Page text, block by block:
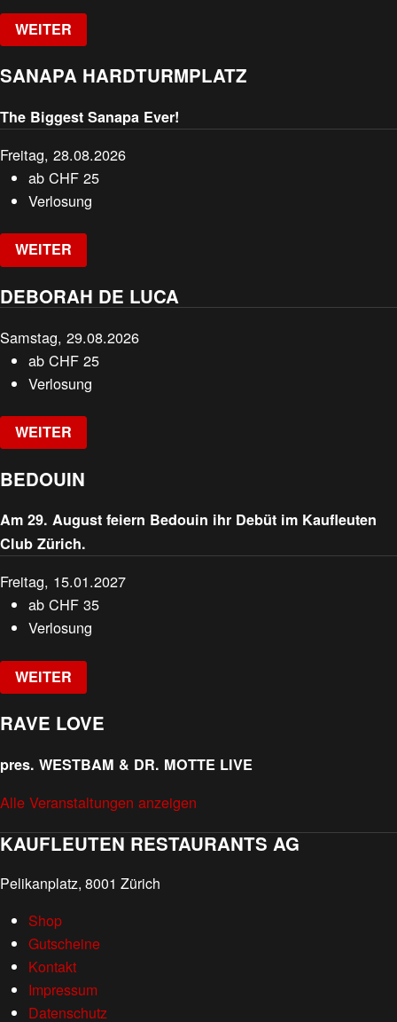
WEITER
SANAPA HARDTURMPLATZ
The Biggest Sanapa Ever!
Freitag, 28.08.2026
abCHF 25
Verlosung
WEITER
DEBORAH DE LUCA
Samstag, 29.08.2026
abCHF 25
Verlosung
WEITER
BEDOUIN
Am 29. August feiern Bedouin ihr Debüt im Kaufleuten
Club Zürich.
Freitag, 15.01.2027
abCHF 35
Verlosung
WEITER
RAVE LOVE
pres. WESTBAM & DR. MOTTE LIVE
Alle Veranstaltungen anzeigen
KAUFLEUTEN RESTAURANTS AG
Pelikanplatz, 8001 Zürich
Shop
Gutscheine
Kontakt
Impressum
Datenschutz